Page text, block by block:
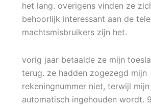
het lang. overigens vinden ze
behoorlijk interessant aan de
machtsmisbruikers zijn het.
vorig jaar betaalde ze mijn
terug. ze hadden zogezegd mijn
rekeningnummer niet, terwijl
automatisch ingehouden wordt.